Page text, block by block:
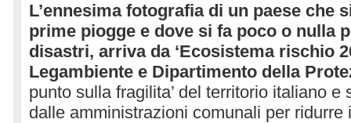
L’ennesima fotografia di un paese che
prime piogge e dove si fa poco o nulla
disastri, arriva da ‘Ecosistema rischio
Legambiente e Dipartimento della
punto sulla fragilita’ del territorio italiano e
dalle amministrazioni comunali per ridurre